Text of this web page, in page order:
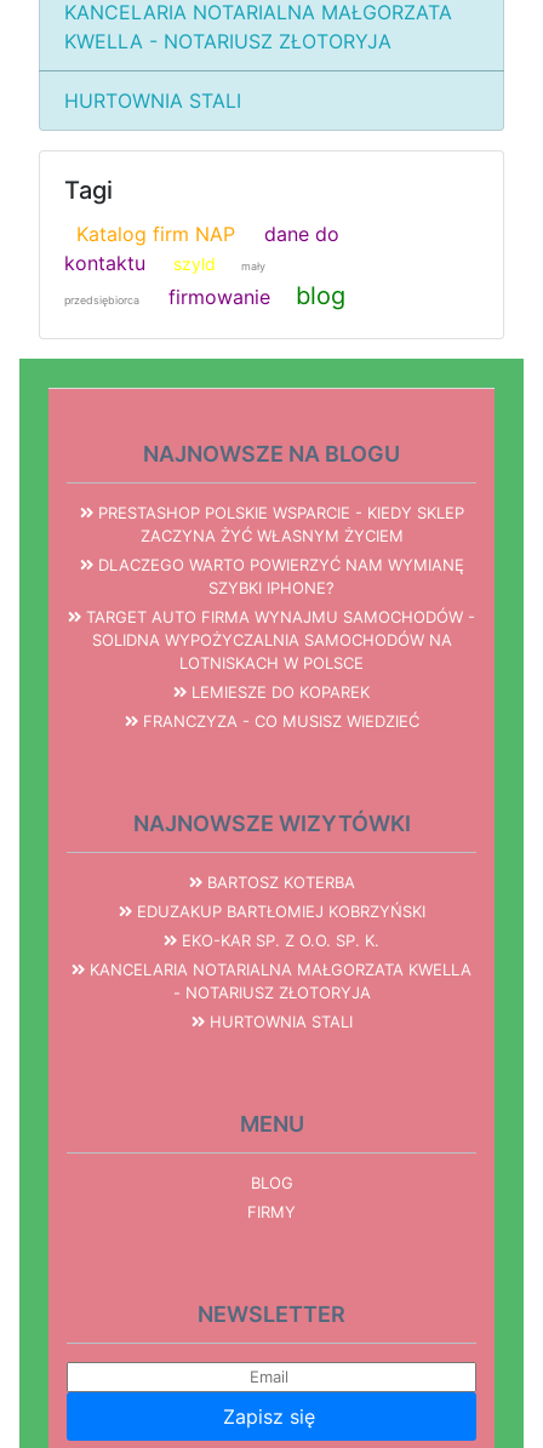
KANCELARIA NOTARIALNA MAŁGORZATA
KWELLA - NOTARIUSZ ZŁOTORYJA
HURTOWNIA STALI
Tagi
Katalog firm NAP
dane do
kontaktu
szyld mały
przedsiębiorca firmowanie blog
NAJNOWSZE NA BLOGU
PRESTASHOP POLSKIE WSPARCIE - KIEDY SKLEP
ZACZYNA ŻYĆ WŁASNYM ŻYCIEM
DLACZEGO WARTO POWIERZYĆ NAM WYMIANĘ
SZYBKI IPHONE?
TARGET AUTO FIRMA WYNAJMU SAMOCHODÓW -
SOLIDNA WYPOŻYCZALNIA SAMOCHODÓW NA
LOTNISKACH W POLSCE
LEMIESZE DO KOPAREK
FRANCZYZA - CO MUSISZ WIEDZIEĆ
NAJNOWSZE WIZYTÓWKI
BARTOSZ KOTERBA
EDUZAKUP BARTŁOMIEJ KOBRZYŃSKI
EKO-KAR SP. Z O.O. SP. K.
KANCELARIA NOTARIALNA MAŁGORZATA KWELLA
- NOTARIUSZ ZŁOTORYJA
HURTOWNIA STALI
MENU
BLOG
FIRMY
NEWSLETTER
Zapisz się